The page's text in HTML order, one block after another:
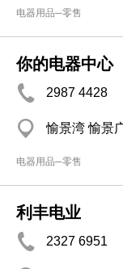
电器用品─零售
你的电器中心
2987 4428
愉景湾 愉景
电器用品─零售
利丰电业
2327 6951